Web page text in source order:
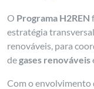
O Programa H2REN
estratégia
renováveis, para
degases renováveis
Com o envolvimento